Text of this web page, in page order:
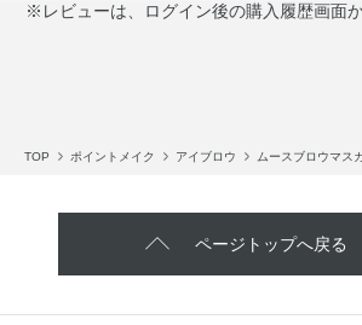
※レビューは、ログイン後の購入履歴画面
TOP ポイントメイク アイブロウ ムースブロウマス
ページトップへ戻る